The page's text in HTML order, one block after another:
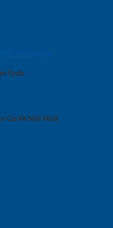
Quốc
Gía Rẻ Mới Nhất